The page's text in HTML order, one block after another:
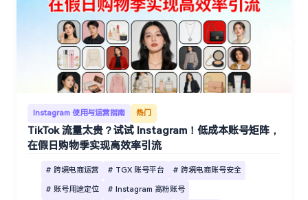
Instagram 使用与运营指南 热门
TikTok 流量太贵？试试 Instagram！低成本账号矩阵，
在假日购物季实现高效率引流
# 跨境电商运营 # TGX 账号平台 # 跨境电商账号安全
# 账号用途定位 # Instagram 高粉账号